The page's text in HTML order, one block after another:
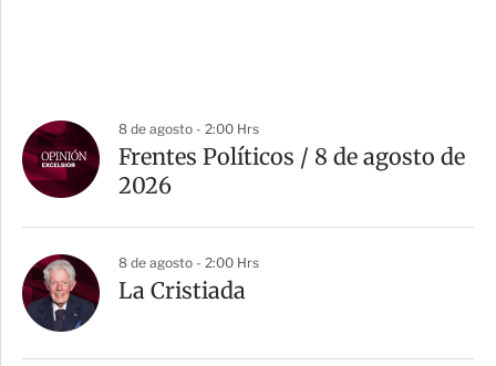
8 de agosto - 2:00 Hrs
Frentes Políticos / 8 de agosto de
2026
8 de agosto - 2:00 Hrs
La Cristiada